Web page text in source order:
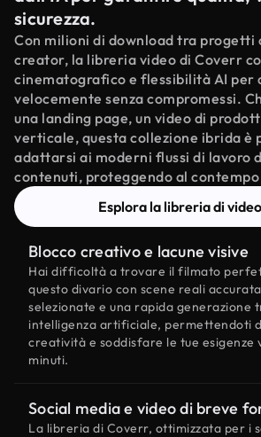
sicurezza.
Con milioni di download tra progetti
creator, la libreria video di Coverr
cinematografico e flessibilità AI per
velocemente senza compromessi.
una landing page, un video di
verticale, questa collezione ibrida è
adattarsi ai moderni flussi di lavoro
contenuti, proteggendo al
Esplora la libreria di
Blocco creativo e lacune visive
Hai difficoltà a trovare il filmato
questo divario con scene reali
selezionate e una rapida generazione
intelligenza artificiale, permettendoti
creatività e soddisfare le tue esigenze
minuti.
Social media e video di breve
La libreria di Coverr, ottimizzata per i